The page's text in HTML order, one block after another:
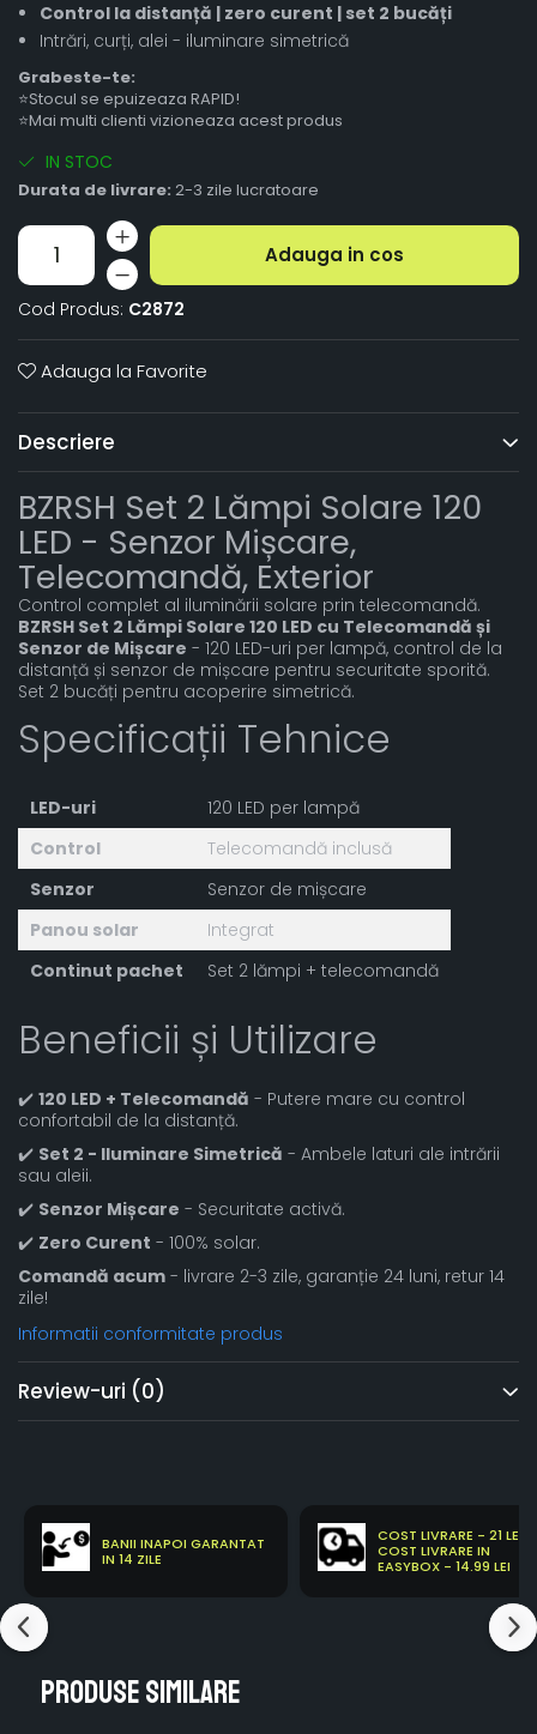
Control la distanță | zero curent | set 2 bucăți
Intrări, curți, alei - iluminare simetrică
Grabeste-te:
⭐Stocul se epuizeaza RAPID!
⭐Mai multi clienti vizioneaza acest produs
IN STOC
Durata de livrare: 2-3 zile lucratoare
Adauga in cos
Cod Produs: C2872
Adauga la Favorite
Descriere
BZRSH Set 2 Lămpi Solare 120
LED - Senzor Mișcare,
Telecomandă, Exterior
Control complet al iluminării solare prin telecomandă.
BZRSH Set 2 Lămpi Solare 120 LED cu Telecomandă și
Senzor de Mișcare - 120 LED-uri per lampă, control de la
distanță și senzor de mișcare pentru securitate sporită.
Set 2 bucăți pentru acoperire simetrică.
Specificații Tehnice
LED-uri
120 LED per lampă
Control
Telecomandă inclusă
Senzor
Senzor de mișcare
Panou solar
Integrat
Continut pachet
Set 2 lămpi + telecomandă
Beneficii și Utilizare
✔️ 120 LED + Telecomandă - Putere mare cu control
confortabil de la distanță.
✔️ Set 2 - Iluminare Simetrică - Ambele laturi ale intrării
sau aleii.
✔️ Senzor Mișcare - Securitate activă.
✔️ Zero Curent - 100% solar.
Comandă acum - livrare 2-3 zile, garanție 24 luni, retur 14
zile!
Informatii conformitate produs
Review-uri (0)
BANII INAPOI GARANTAT
IN 14 ZILE
COST LIVRARE - 21 LEI
COST LIVRARE IN
EASYBOX - 14.99 LEI
Produse similare